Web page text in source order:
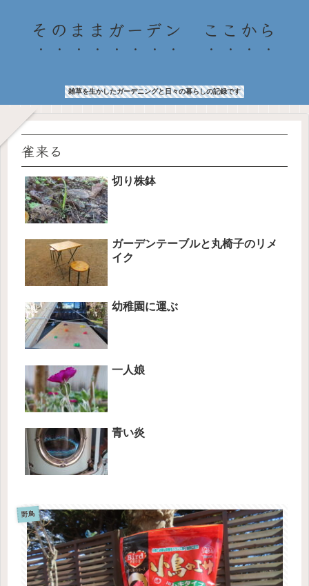
そのままガーデン ここから
雑草を生かしたガーデニングと日々の暮らしの記録です
雀来る
切り株鉢
ガーデンテーブルと丸椅子のリメ
イク
幼稚園に運ぶ
一人娘
青い炎
野鳥